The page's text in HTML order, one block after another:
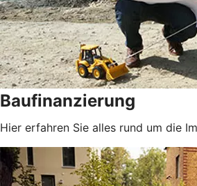
Baufinanzierung
Hier erfahren Sie alles rund um die